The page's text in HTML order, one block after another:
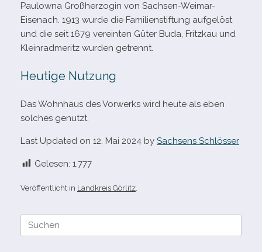
Paulowna Großherzogin von Sachsen-​Weimar-​
Eisenach. 1913 wurde die Familienstiftung auf­ge­löst
und die seit 1679 ver­ein­ten Güter Buda, Fritzkau und
Kleinradmeritz wur­den getrennt.
Heutige Nutzung
Das Wohnhaus des Vorwerks wird heute als eben
sol­ches genutzt.
Last Updated on 12. Mai 2024 by Sachsens Schlösser
Gelesen: 1.777
Veröffentlicht in Landkreis Görlitz
Suche